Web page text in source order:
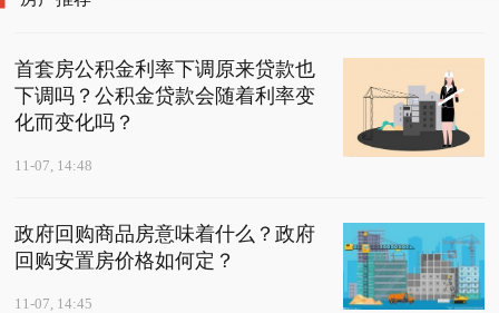
首套房公积金利率下调原来贷款也
下调吗？公积金贷款会随着利率变
化而变化吗？
11-07, 14:48
政府回购商品房意味着什么？政府
回购安置房价格如何定？
11-07, 14:45